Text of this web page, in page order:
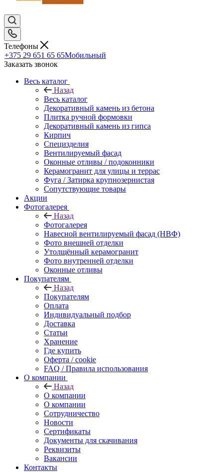
Телефоны
+375 29 651 65 65Мобильный
Заказать звонок
Весь каталог
Назад
Весь каталог
Декоративный камень из бетона
Плитка ручной формовки
Декоративный камень из гипса
Кирпич
Специзделия
Вентилируемый фасад
Оконные отливы / подоконники
Керамогранит для улицы и террас
Фуга / Затирка крупнозернистая
Сопутствующие товары
Акции
Фотогалерея
Назад
Фотогалерея
Навесной вентилируемый фасад (НВФ)
Фото внешней отделки
Утолщённый керамогранит
Фото внутренней отделки
Оконные отливы
Покупателям
Назад
Покупателям
Оплата
Индивидуальный подбор
Доставка
Статьи
Хранение
Где купить
Оферта / cookie
FAQ / Правила использования
О компании
Назад
О компании
О компании
Сотрудничество
Новости
Сертификаты
Документы для скачивания
Реквизиты
Вакансии
Контакты